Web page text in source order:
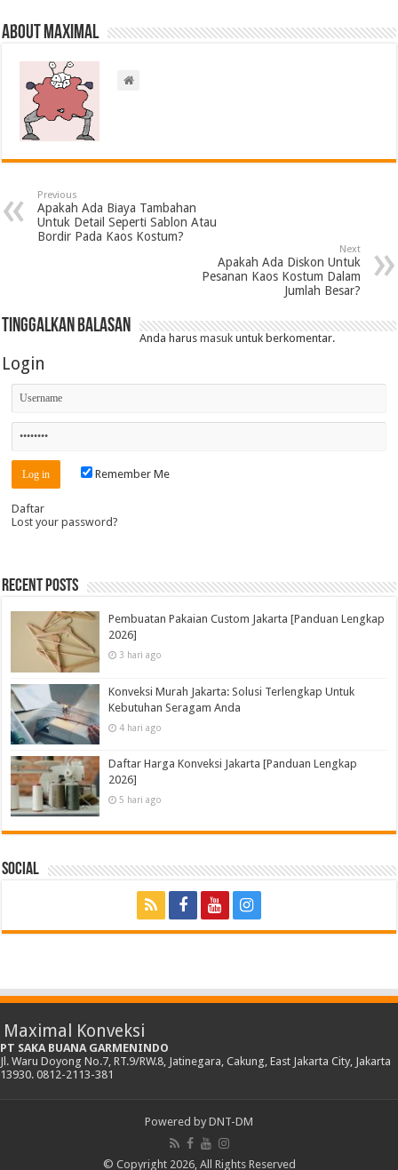
About Maximal
Previous
Apakah Ada Biaya Tambahan
Untuk Detail Seperti Sablon Atau
Bordir Pada Kaos Kostum?
Next
Apakah Ada Diskon Untuk
Pesanan Kaos Kostum Dalam
Jumlah Besar?
Tinggalkan Balasan
Anda harusmasuk untuk berkomentar.
Login
Remember Me
Daftar
Lost your password?
Recent Posts
Pembuatan Pakaian Custom Jakarta [Panduan Lengkap
2026]
3 hari ago
Konveksi Murah Jakarta: Solusi Terlengkap Untuk
Kebutuhan Seragam Anda
4 hari ago
Daftar Harga Konveksi Jakarta [Panduan Lengkap
2026]
5 hari ago
Social
Maximal Konveksi
PT SAKA BUANA GARMENINDO
Jl. Waru Doyong No.7, RT.9/RW.8, Jatinegara, Cakung, East Jakarta City, Jakarta
13930. 0812-2113-381
Powered by DNT-DM
© Copyright 2026, All Rights Reserved